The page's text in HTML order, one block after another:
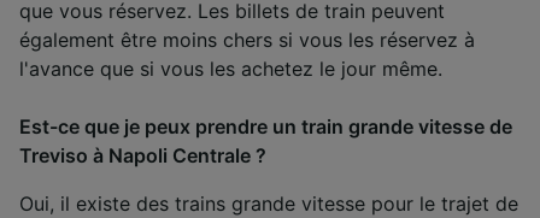
que vous réservez. Les billets de train peuvent
également être moins chers si vous les réservez à
l'avance que si vous les achetez le jour même.
Est-ce que je peux prendre un train grande vitesse de
Treviso à Napoli Centrale ?
Oui, il existe des trains grande vitesse pour le trajet de